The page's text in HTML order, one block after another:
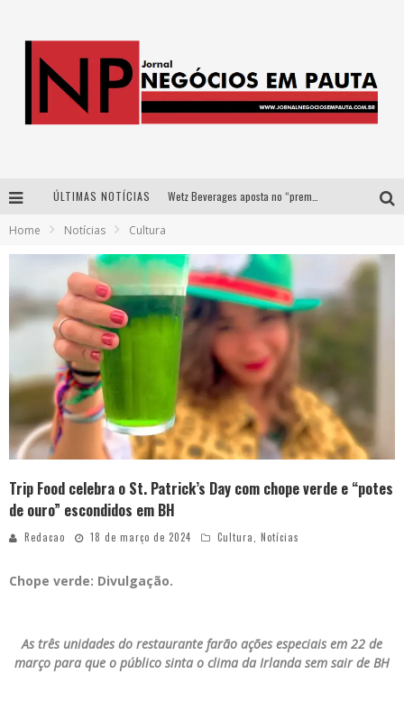
ÚLTIMAS NOTÍCIAS
Democratização do malte: Proibida utiliza estratégia de custo-benefício para o lazer do brasileiro
Home Notícias Cultura
Trip Food celebra o St. Patrick’s Day com chope verde e “potes
de ouro” escondidos em BH
Redacao 18 de março de 2024 Cultura, Notícias
Chope verde: Divulgação.
As três unidades do restaurante farão ações especiais em 22 de
março para que o público sinta o clima da Irlanda sem sair de BH